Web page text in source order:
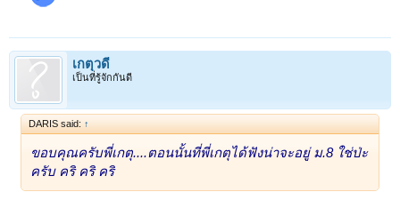
เกตุวดี
เป็นที่รู้จักกันดี
DARIS said: ↑
ขอบคุณครับพี่เกตุ....ตอนนั้นที่พี่เกตุได้ฟังน่าจะอยู่ ม.8 ใช่ป่ะ
ครับ คริ คริ คริ